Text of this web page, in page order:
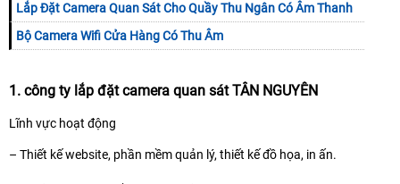
Lắp Đặt Camera Quan Sát Cho Quầy Thu Ngân Có Âm Thanh
Bộ Camera Wifi Cửa Hàng Có Thu Âm
1. công ty lắp đặt camera quan sát TÂN NGUYÊN
Lĩnh vực hoạt động
– Thiết kế website, phần mềm quản lý, thiết kế đồ họa, in ấn.